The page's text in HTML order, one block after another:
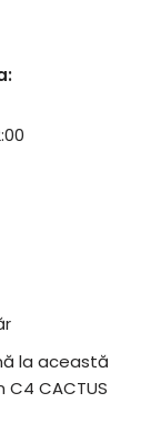
la această
C4 CACTUS